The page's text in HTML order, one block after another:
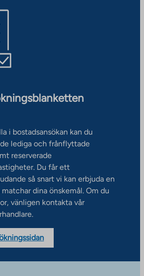
i bostadsansökan kan du
lediga och frånflyttade
reserverade
Du får ett
så snart vi kan erbjuda en
dina önskemål. Om du
vänligen kontakta vår